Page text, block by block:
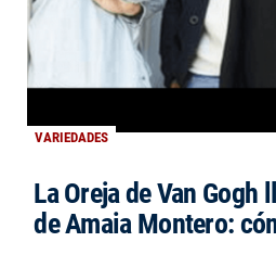
VARIEDADES
La Oreja de Van
de Amaia Montero: